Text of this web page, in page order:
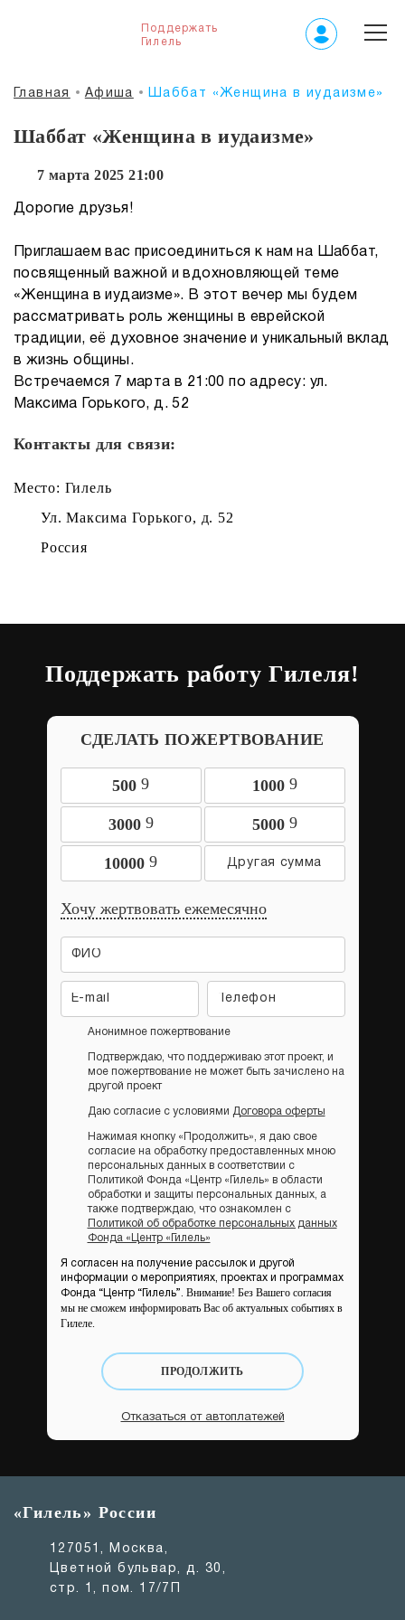
Поддержать
Гилель
Главная Афиша Шаббат «Женщина в иудаизме»
Шаббат «Женщина в иудаизме»
7 марта 2025 21:00
Дорогие друзья!
Приглашаем вас присоединиться к нам на Шаббат,
посвященный важной и вдохновляющей теме
«Женщина в иудаизме». В этот вечер мы будем
рассматривать роль женщины в еврейской
традиции, её духовное значение и уникальный вклад
в жизнь общины.
Встречаемся 7 марта в 21:00 по адресу: ул.
Максима Горького, д. 52
Контакты для связи:
Место: Гилель
Ул. Максима Горького, д. 52
Россия
Поддержать работу Гилеля!
СДЕЛАТЬ ПОЖЕРТВОВАНИЕ
500 9 1000 9
3000 9 5000 9
10000 9
Хочу жертвовать ежемесячно
Анонимное пожертвование
Подтверждаю, что поддерживаю этот проект, и
мое пожертвование не может быть зачислено на
другой проект
Даю согласие с условиями Договора оферты
Нажимая кнопку «Продолжить», я даю свое
согласие на обработку предоставленных мною
персональных данных в соответствии с
Политикой Фонда «Центр «Гилель» в области
обработки и защиты персональных данных, а
также подтверждаю, что ознакомлен с
Политикой об обработке персональных данных
Фонда «Центр «Гилель»
Я согласен на получение рассылок и другой
информации о мероприятиях, проектах и программах
Фонда “Центр “Гилель”. Внимание! Без Вашего согласия
мы не сможем информировать Вас об актуальных событиях в
Гилеле.
ПРОДОЛЖИТЬ
Отказаться от автоплатежей
«Гилель» России
127051, Москва,
Цветной бульвар, д. 30,
стр. 1, пом. 17/7П